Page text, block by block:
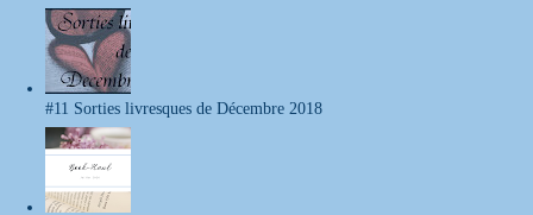
#11 Sorties livresques de Décembre 2018